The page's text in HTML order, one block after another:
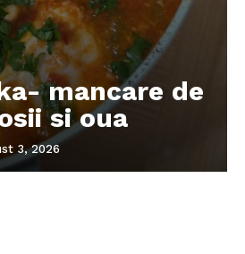
mancare de
si oua
3, 2026